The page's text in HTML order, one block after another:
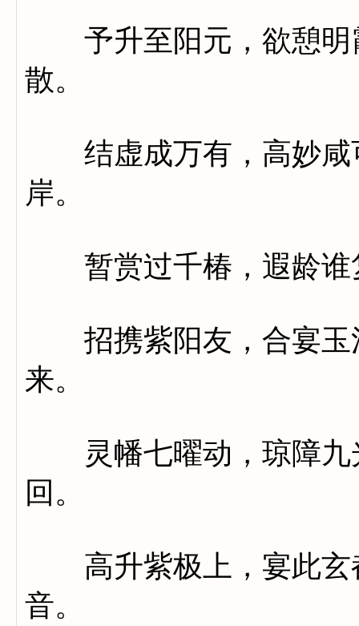
予升至阳元，欲憩明
散。
结虚成万有，高妙咸
岸。
暂赏过千椿，遐龄谁
招携紫阳友，合宴玉
来。
灵幡七曜动，琼障九
回。
高升紫极上，宴此玄
音。